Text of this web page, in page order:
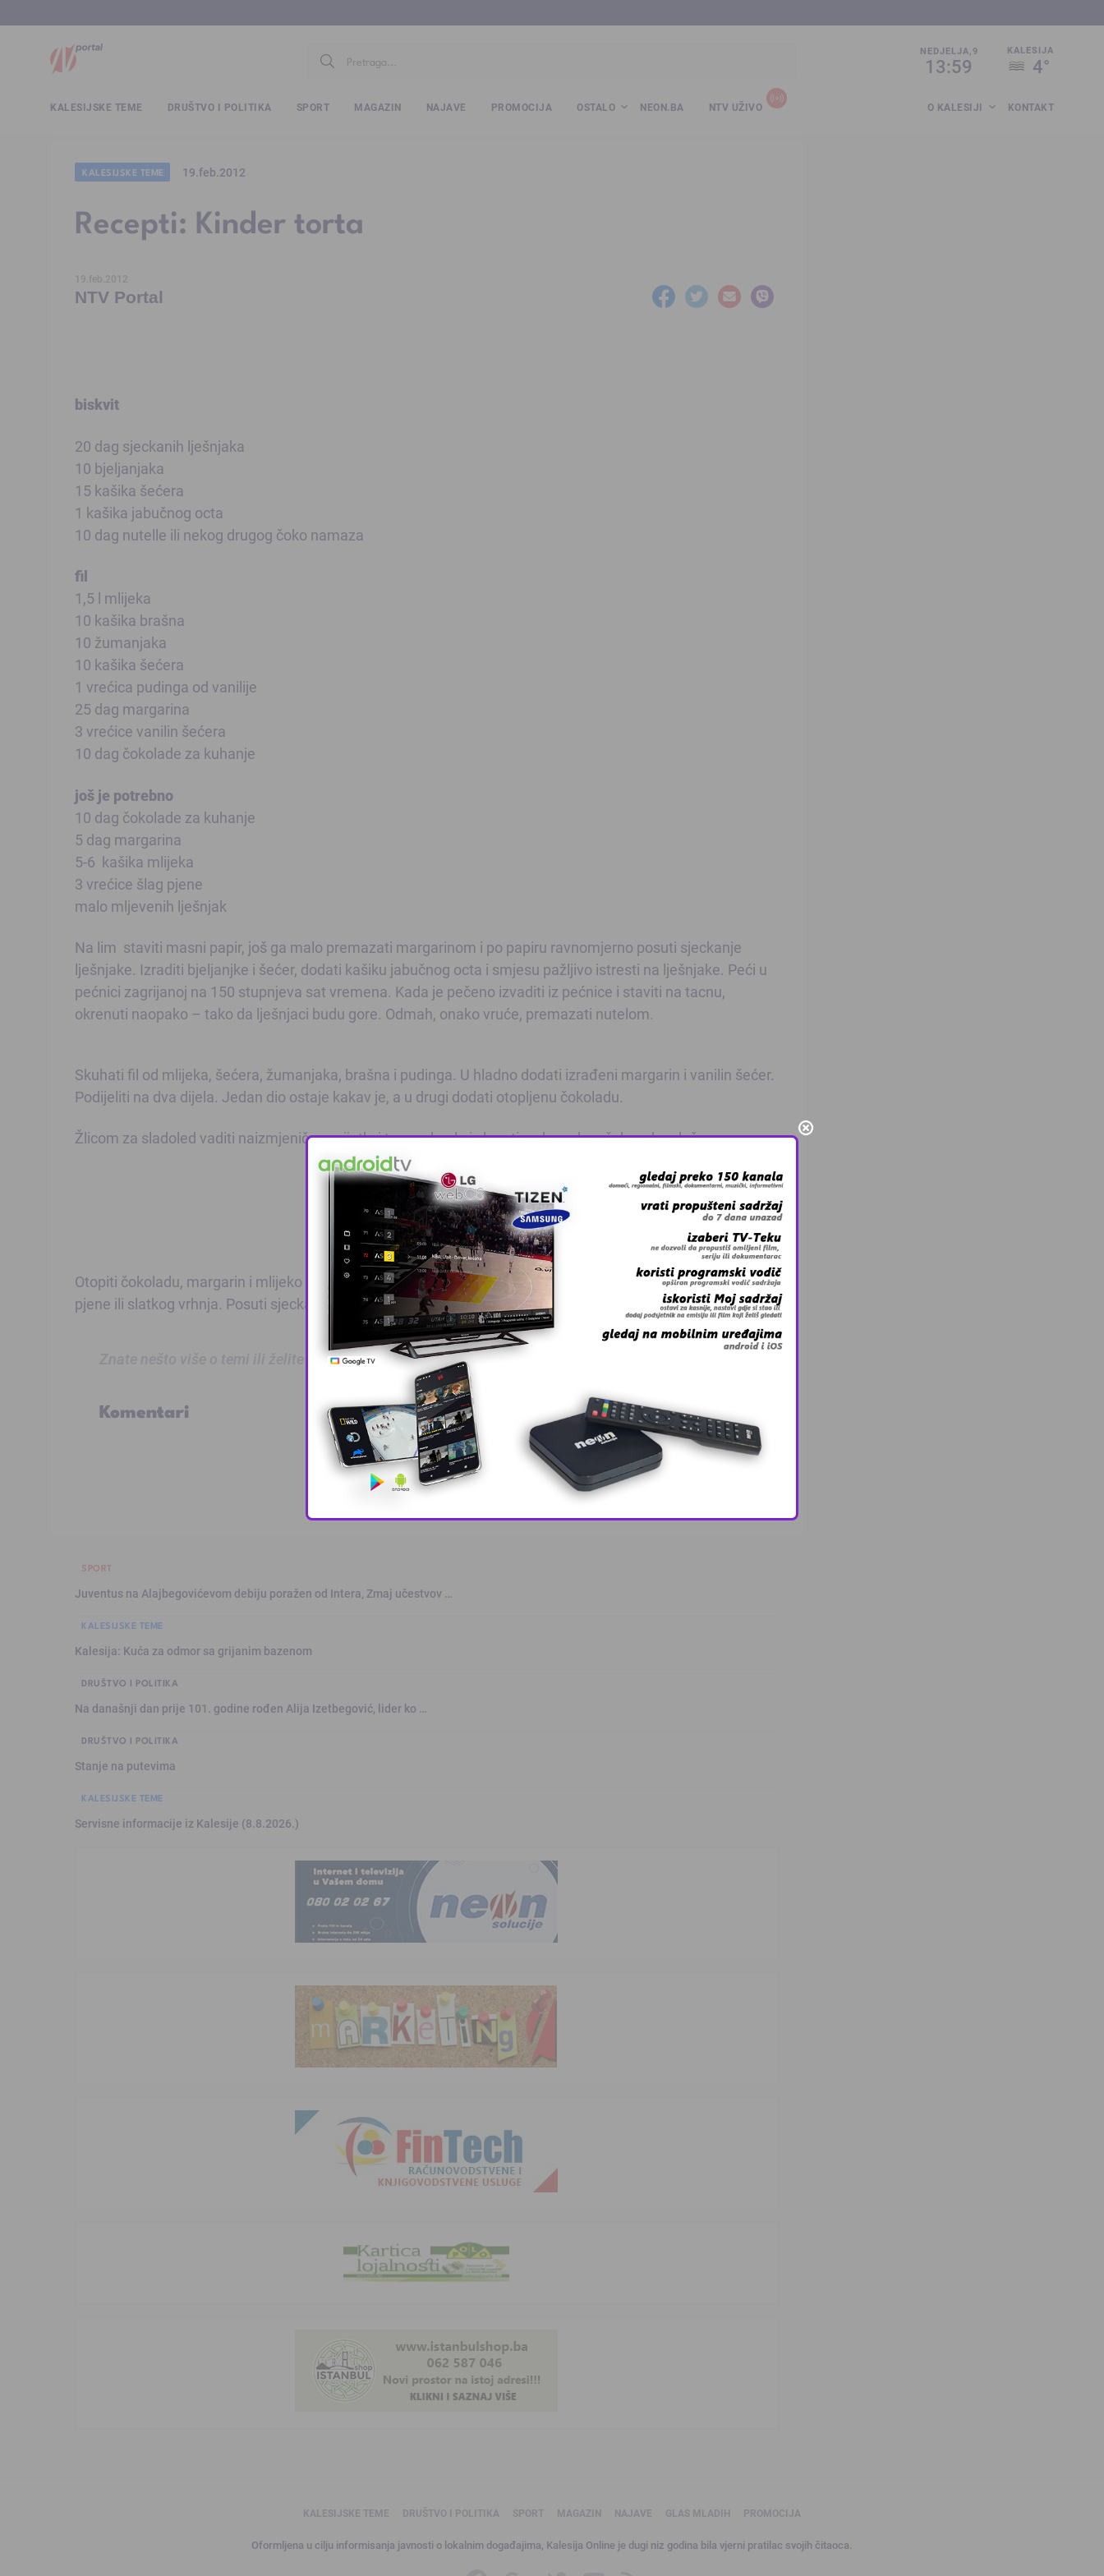
NEDJELJA,9
13:59
KALESIJA
4°
KALESIJSKE TEME DRUŠTVO I POLITIKA SPORT MAGAZIN NAJAVE PROMOCIJA OSTALO NEON.BA NTV UŽIVO O KALESIJI KONTAKT
KALESIJSKE TEME 19.feb.2012
Recepti: Kinder torta
19.feb.2012
NTV Portal
biskvit
20 dag sjeckanih lješnjaka
10 bjeljanjaka
15 kašika šećera
1 kašika jabučnog octa
10 dag nutelle ili nekog drugog čoko namaza
fil
1,5 l mlijeka
10 kašika brašna
10 žumanjaka
10 kašika šećera
1 vrećica pudinga od vanilije
25 dag margarina
3 vrećice vanilin šećera
10 dag čokolade za kuhanje
još je potrebno
10 dag čokolade za kuhanje
5 dag margarina
5-6 kašika mlijeka
3 vrećice šlag pjene
malo mljevenih lješnjak
Na lim staviti masni papir, još ga malo premazati margarinom i po papiru ravnomjerno posuti sjeckanje
lješnjake. Izraditi bjeljanjke i šećer, dodati kašiku jabučnog octa i smjesu pažljivo istresti na lješnjake. Peći u
pećnici zagrijanoj na 150 stupnjeva sat vremena. Kada je pečeno izvaditi iz pećnice i staviti na tacnu,
okrenuti naopako – tako da lješnjaci budu gore. Odmah, onako vruće, premazati nutelom.
Skuhati fil od mlijeka, šećera, žumanjaka, brašna i pudinga. U hladno dodati izrađeni margarin i vanilin šećer.
Podijeliti na dva dijela. Jedan dio ostaje kakav je, a u drugi dodati otopljenu čokoladu.
Žlicom za sladoled vaditi naizmjenično svijetle i tamne kugle i slagati na koru, kao šahovsku ploču.
Otopiti čokoladu, margarin i mlijeko i time popuniti “rupe” između kugli od fila. Na to sve staviti 3 vrećice šlag
pjene ili slatkog vrhnja. Posuti sjeckanim ili mljevenim lješnjacima.
Znate nešto više o temi ili želite prijaviti grešku u tekstu?
Komentari
SPORT
Juventus na Alajbegovićevom debiju poražen od Intera, Zmaj učestvov …
KALESIJSKE TEME
Kalesija: Kuća za odmor sa grijanim bazenom
DRUŠTVO I POLITIKA
Na današnji dan prije 101. godine rođen Alija Izetbegović, lider ko …
DRUŠTVO I POLITIKA
Stanje na putevima
KALESIJSKE TEME
Servisne informacije iz Kalesije (8.8.2026.)
KALESIJSKE TEME DRUŠTVO I POLITIKA SPORT MAGAZIN NAJAVE GLAS MLADIH PROMOCIJA
Oformljena u cilju informisanja javnosti o lokalnim događajima, Kalesija Online je dugi niz godina bila vjerni pratilac svojih čitaoca.